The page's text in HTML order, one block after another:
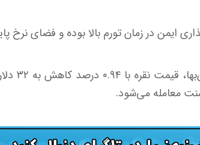
ایمن در زمان تورم بالا بوده و فضای نرخ